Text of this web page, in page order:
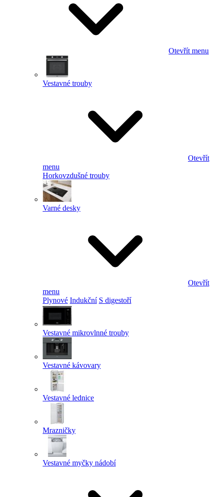
Otevřít menu
Vestavné trouby
Otevřít
menu
Horkovzdušné trouby
Varné desky
Otevřít
menu
Plynové Indukční S digestoří
Vestavné mikrovlnné trouby
Vestavné kávovary
Vestavné lednice
Mrazničky
Vestavné myčky nádobí